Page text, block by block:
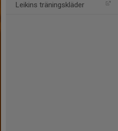
Leikins träningskläder